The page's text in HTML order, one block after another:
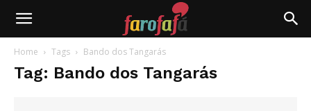
Farofafá
Home Tags Bando dos Tangarás
Tag: Bando dos Tangarás